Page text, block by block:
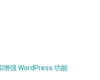
增强 WordPress 功能